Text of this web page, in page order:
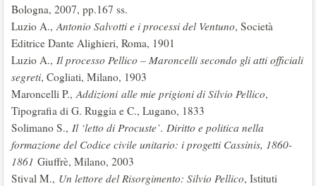
Bologna, 2007, pp.167 ss.
Luzio A.,Antonio Salvotti e i processi del Ventuno, Società
Editrice Dante Alighieri, Roma, 1901
Luzio A., Il processo Pellico – Maroncelli secondo gli atti officiali
segreti, Cogliati, Milano, 1903
Maroncelli P.,Addizioni alle mie prigioni di Silvio Pellico,
Tipografia di G. Ruggia e C., Lugano, 1833
Solimano S., Il ‘letto di Procuste’. Diritto e politica nella
formazione del Codice civile unitario: i progetti Cassinis, 1860-
1861 Giuffrè, Milano, 2003
Stival M., Un lettore del Risorgimento: Silvio Pellico, Istituti